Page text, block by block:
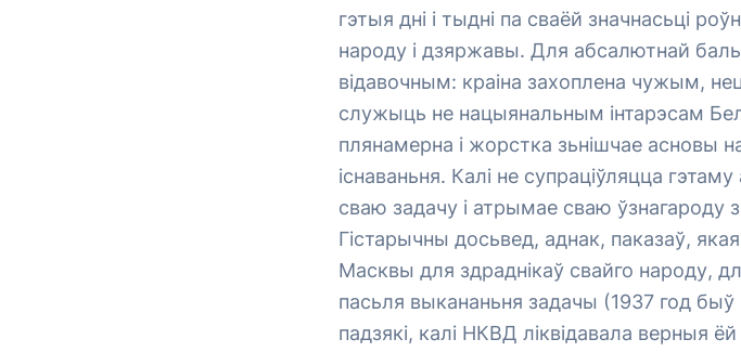
гэтыя дні і тыдні па сваёй значнасьці
народу і дзяржавы. Для абсалютнай
відавочным: краіна захоплена чужым,
служыць не нацыянальным інтарэсам
плянамерна і жорстка зьнішчае асновы
існаваньня. Калі не супраціўляцца
сваю задачу і атрымае сваю ўзнагароду
Гістарычны досьвед, аднак, паказаў,
Масквы для здраднікаў свайго народу,
пасьля выкананьня задачы (1937 год
падзякі, калі НКВД ліквідавала верныя ёй